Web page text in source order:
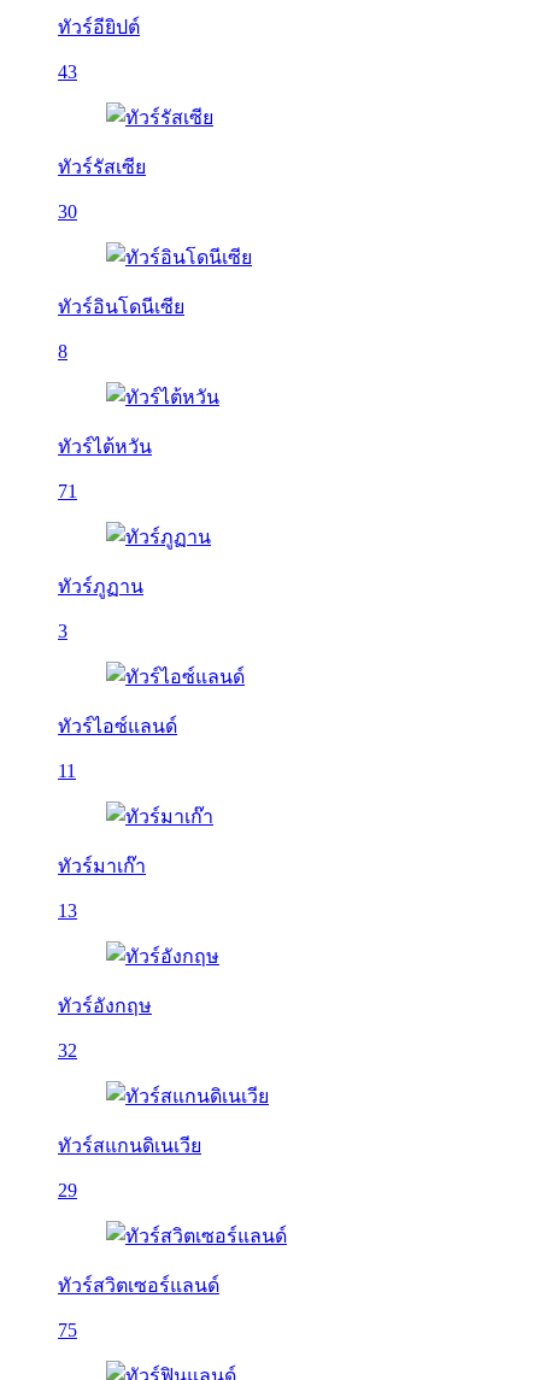
ทัวร์อียิปต์
43
ทัวร์รัสเซีย
30
ทัวร์อินโดนีเซีย
8
ทัวร์ไต้หวัน
71
ทัวร์ภูฏาน
3
ทัวร์ไอซ์แลนด์
11
ทัวร์มาเก๊า
13
ทัวร์อังกฤษ
32
ทัวร์สแกนดิเนเวีย
29
ทัวร์สวิตเซอร์แลนด์
75